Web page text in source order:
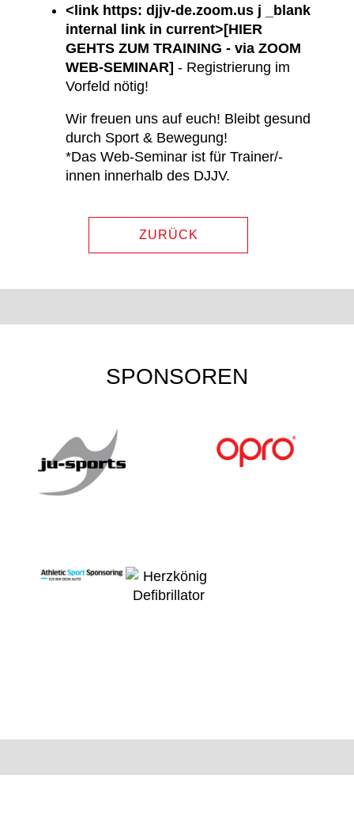
<link https: djjv-de.zoom.us j _blank
internal link in current>[HIER
GEHTS ZUM TRAINING - via ZOOM
WEB-SEMINAR] - Registrierung im
Vorfeld nötig!
Wir freuen uns auf euch! Bleibt gesund
durch Sport & Bewegung!
*Das Web-Seminar ist für Trainer/-
innen innerhalb des DJJV.
ZURÜCK
SPONSOREN